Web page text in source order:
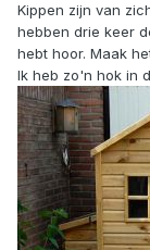
Kippen zijn van
hebben drie keer
hebt hoor. Maak
Ik heb zo'n hok in